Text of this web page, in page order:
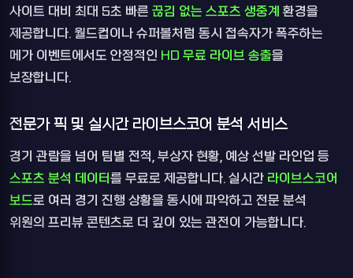
사이트 대비 최대 5초 빠른 끊김 없는 스포츠 생중계 환경을
제공합니다. 월드컵이나 슈퍼볼처럼 동시 접속자가 폭주하는
메가 이벤트에서도 안정적인 HD 무료 라이브 송출을
보장합니다.
전문가 픽 및 실시간 라이브스코어 분석 서비스
경기 관람을 넘어 팀별 전적, 부상자 현황, 예상 선발 라인업 등
스포츠 분석 데이터를 무료로 제공합니다. 실시간 라이브스코어
보드로 여러 경기 진행 상황을 동시에 파악하고 전문 분석
위원의 프리뷰 콘텐츠로 더 깊이 있는 관전이 가능합니다.